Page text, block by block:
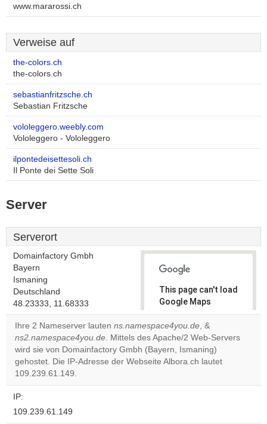
www.mararossi.ch
Verweise auf
the-colors.ch
the-colors.ch
sebastianfritzsche.ch
Sebastian Fritzsche
vololeggero.weebly.com
Vololeggero - Vololeggero
ilpontedeisettesoli.ch
Il Ponte dei Sette Soli
Server
Serverort
Domainfactory Gmbh
Bayern
Ismaning
Deutschland
48.23333, 11.68333
This page can't load
Google Maps
correctly.
Do you
own this
website?
Ihre 2 Nameserver lauten ns.namespace4you.de, &
ns2.namespace4you.de. Mittels des Apache/2 Web-Servers
wird sie von Domainfactory Gmbh (Bayern, Ismaning)
gehostet. Die IP-Adresse der Webseite Albora.ch lautet
109.239.61.149.
IP:
109.239.61.149